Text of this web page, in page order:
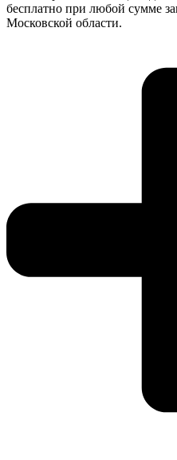
бесплатно при любой сумме
Московской области.